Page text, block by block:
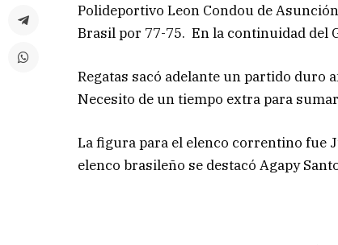
Polideportivo Leon Condou de
Brasil por 77-75. En la continuidad del
Regatas sacó adelante un partido
Necesito de un tiempo extra para
La figura para el elenco correntino fue
elenco brasileño se destacó Agapy